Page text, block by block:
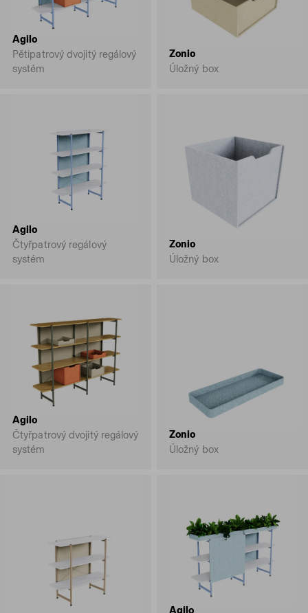
Agilo
Pětipatrový dvojitý regálový
systém
Zonio
Úložný box
Agilo
Čtyřpatrový regálový
systém
Zonio
Úložný box
Agilo
Čtyřpatrový dvojitý regálový
systém
Zonio
Úložný box
Agilo